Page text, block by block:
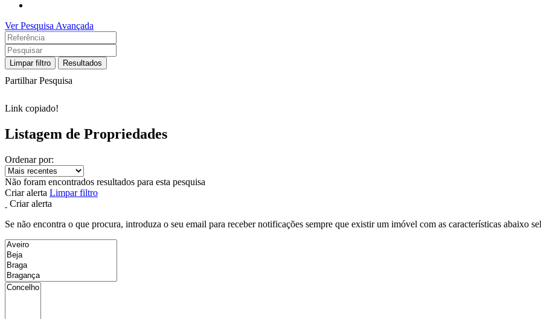
Ver Pesquisa Avançada
Limpar filtro Resultados
Partilhar Pesquisa
Link copiado!
Listagem de Propriedades
Ordenar por:
Não foram encontrados resultados para esta pesquisa
Criar alerta Limpar filtro
Criar alerta
Se não encontra o que procura, introduza o seu email para receber notificações sempre que existir um imóvel com as características abaixo